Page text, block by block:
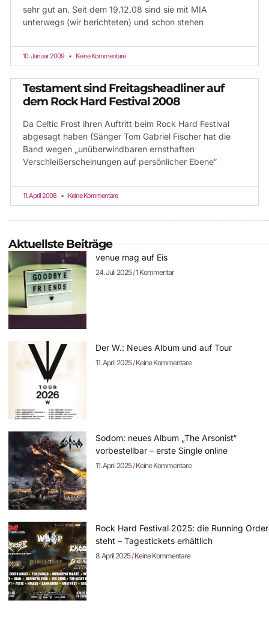
sehr gut an. Seit dem 19.12.08 sind sie mit MIA
unterwegs (wir berichteten) und schon stehen
10. Januar 2009 Keine Kommentare
Testament sind Freitagsheadliner auf
dem Rock Hard Festival 2008
Da Celtic Frost ihren Auftritt beim Rock Hard Festival
abgesagt haben (Sänger Tom Gabriel Fischer hat die
Band wegen „unüberwindbaren ernsthaften
Verschleißerscheinungen auf persönlicher Ebene“
11. April 2008 Keine Kommentare
Aktuellste Beiträge
venue mag auf Eis
24. Juli 2025 1 Kommentar
Der W.: Neues Album und auf Tour
11. April 2025 Keine Kommentare
Sodom: neues Album „The Arsonist“
vorbestellbar – erste Single online
11. April 2025 Keine Kommentare
Rock Hard Festival 2025: die Running Order
steht – Tagestickets erhältlich
8. April 2025 Keine Kommentare